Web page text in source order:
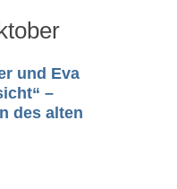
und Eva
–
des alten